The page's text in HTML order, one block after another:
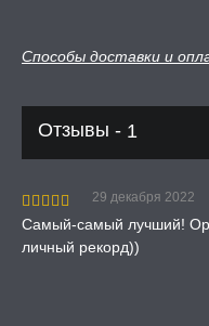
Способы доставки и
Отзывы - 1
29 декабря 2022
Самый-самый лучший!
личный рекорд))